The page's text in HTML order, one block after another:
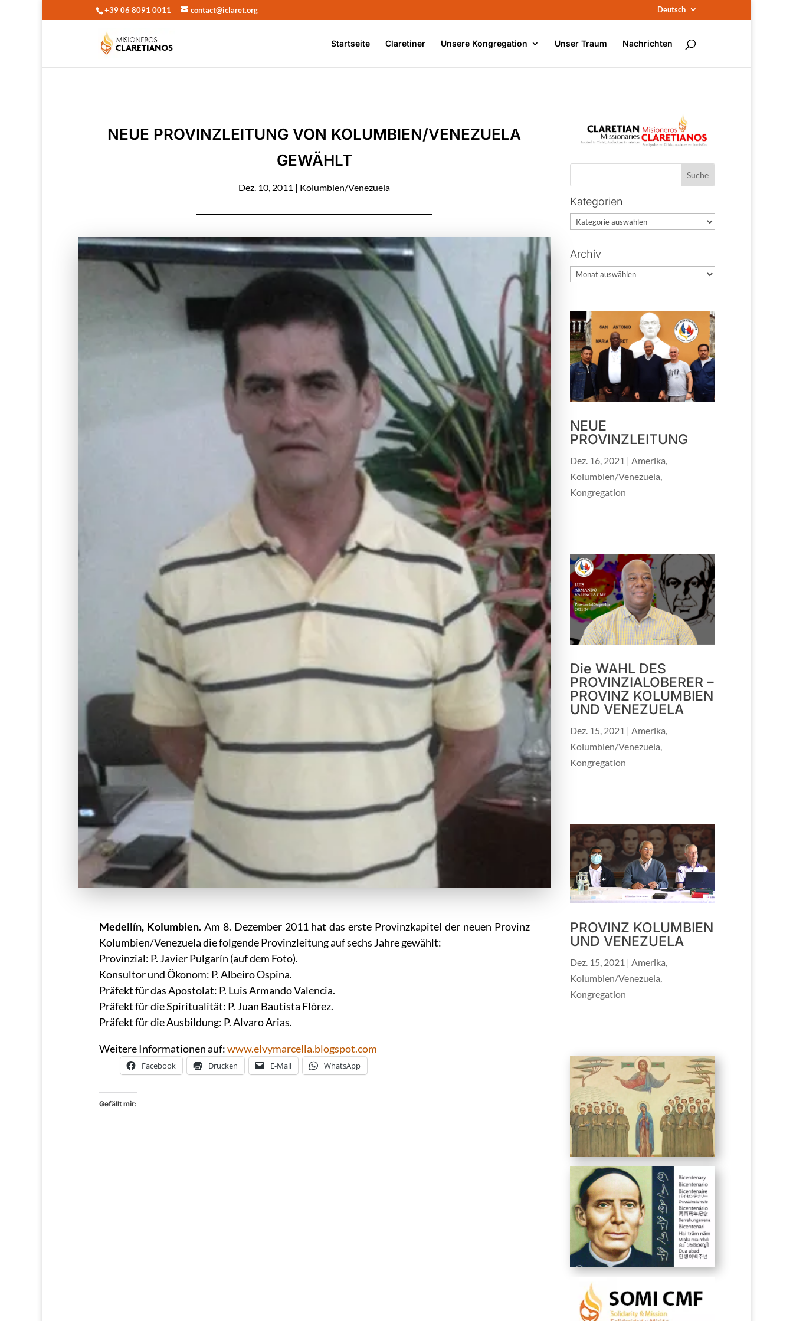
+39 06 8091 0011 contact@iclaret.org Deutsch
Startseite Claretiner Unsere Kongregation Unser Traum Nachrichten
NEUE PROVINZLEITUNG VON KOLUMBIEN/VENEZUELA
GEWÄHLT
Dez. 10, 2011 | Kolumbien/Venezuela
Medellín, Kolumbien.Am 8. Dezember 2011 hat das erste Provinzkapitel der neuen Provinz
Kolumbien/Venezuela die folgende Provinzleitung auf sechs Jahre gewählt:
Provinzial: P. Javier Pulgarín (auf dem Foto).
Konsultor und Ökonom: P. Albeiro Ospina.
Präfekt für das Apostolat: P. Luis Armando Valencia.
Präfekt für die Spiritualität: P. Juan Bautista Flórez.
Präfekt für die Ausbildung: P. Alvaro Arias.
Weitere Informationen auf:www.elvymarcella.blogspot.com
Facebook Drucken E-Mail WhatsApp
Gefällt mir:
Kategorien
Kategorien
Archiv
Archiv
NEUE
PROVINZLEITUNG
Dez. 16, 2021 |Amerika,
Kolumbien/Venezuela,
Kongregation
Die WAHL DES
PROVINZIALOBERER –
PROVINZ KOLUMBIEN
UND VENEZUELA
Dez. 15, 2021 | Amerika
Kolumbien/Venezuela
Kongregation
PROVINZ KOLUMBIEN
UND VENEZUELA
Dez. 15, 2021 |Amerika,
Kolumbien/Venezuela,
Kongregation